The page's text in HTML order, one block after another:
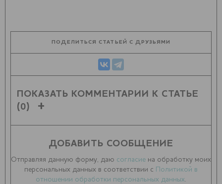
ПОДЕЛИТЬСЯ СТАТЬЕЙ С ДРУЗЬЯМИ
ПОКАЗАТЬ КОММЕНТАРИИ К СТАТЬЕ
(0)
ДОБАВИТЬ СООБЩЕНИЕ
Отправляя данную форму, даю согласие на обработку моих
персональных данных в соответствии с
Политикой в
отношении обработки персональных данных.